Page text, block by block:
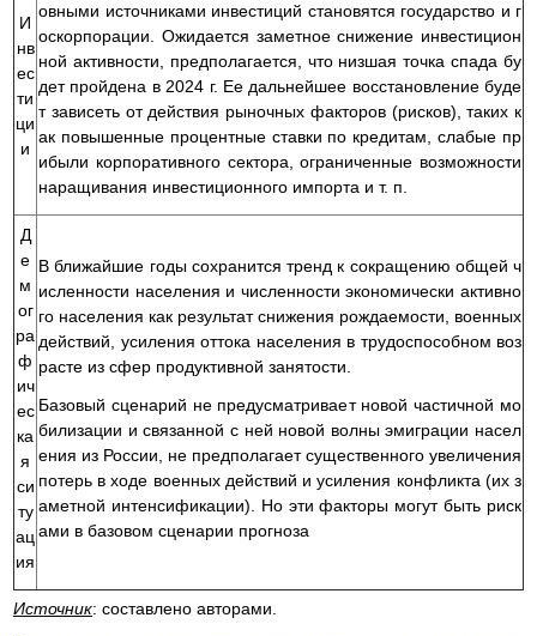
И
нв
ес
ти
ци
и
овными источниками инвестиций становятся государство и г
оскорпорации. Ожидается заметное снижение инвестицион
ной активности, предполагается, что низшая точка спада бу
дет пройдена в 2024 г. Ее дальнейшее восстановление буде
т зависеть от действия рыночных факторов (рисков), таких к
ак повышенные процентные ставки по кредитам, слабые пр
ибыли корпоративного сектора, ограниченные возможности
наращивания инвестиционного импорта и т. п.
Д
е
м
ог
ра
ф
ич
ес
ка
я
си
ту
ац
ия
В ближайшие годы сохранится тренд к сокращению общей ч
исленности населения и численности экономически активно
го населения как результат снижения рождаемости, военных
действий, усиления оттока населения в трудоспособном воз
расте из сфер продуктивной занятости.
Базовый сценарий не предусматривает новой частичной мо
билизации и связанной с ней новой волны эмиграции насел
ения из России, не предполагает существенного увеличения
потерь в ходе военных действий и усиления конфликта (их з
аметной интенсификации). Но эти факторы могут быть риск
ами в базовом сценарии прогноза
Источник: составлено авторами.